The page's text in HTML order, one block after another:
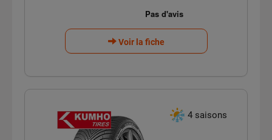
Voir la fiche
4 saisons